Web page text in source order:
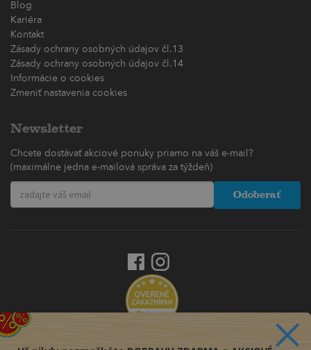
Blog
Kariéra
Kontakt
Zásady ochrany osobných údajov čl.13
Zásady ochrany osobných údajov čl.14
Informácie o cookies
Zmeniť nastavenia cookies
Newsletter
Chcete dostávať akciové ponuky priamo na váš e-mail?
(maximálne jedna e-mailová správa za týždeň)
Odoberať